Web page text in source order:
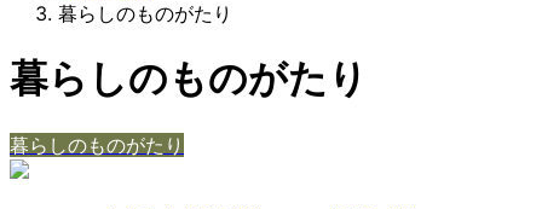
暮らしのものがたり
暮らしのものがたり
暮らしのものがたり